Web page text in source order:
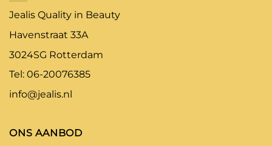
Jealis Quality in Beauty
Havenstraat 33A
3024SG Rotterdam
Tel: 06-20076385
info@jealis.nl
ONS AANBOD